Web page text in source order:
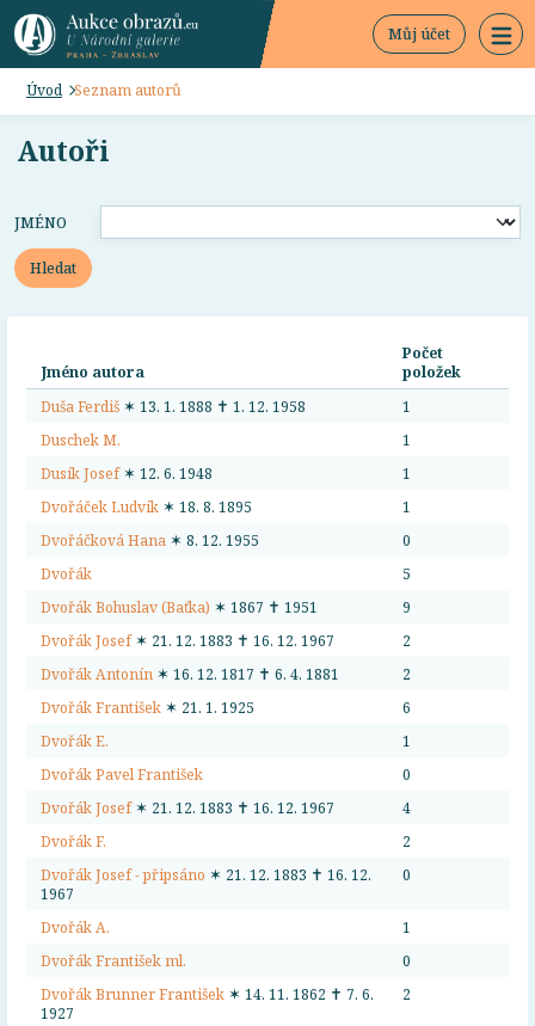
Můj účet
Úvod Seznam autorů
Autoři
JMÉNO
Hledat
Jméno autora
Počet
položek
Duša Ferdiš ✶ 13. 1. 1888 ✝ 1. 12. 1958
1
Duschek M.
1
Dusík Josef✶ 12. 6. 1948
1
Dvořáček Ludvík ✶ 18. 8. 1895
1
Dvořáčková Hana ✶ 8. 12. 1955
0
Dvořák
5
Dvořák Bohuslav (Baťka) ✶ 1867 ✝ 1951
9
Dvořák Josef✶ 21. 12. 1883 ✝ 16. 12. 1967
2
Dvořák Antonín ✶ 16. 12. 1817 ✝ 6. 4. 1881
2
Dvořák František ✶ 21. 1. 1925
6
Dvořák E.
1
Dvořák Pavel František
0
Dvořák Josef✶ 21. 12. 1883 ✝ 16. 12. 1967
4
Dvořák F.
2
Dvořák Josef - připsáno ✶ 21. 12. 1883 ✝ 16. 12.
1967
0
Dvořák A.
1
Dvořák František ml.
0
Dvořák Brunner František ✶ 14. 11. 1862 ✝ 7. 6.
1927
2